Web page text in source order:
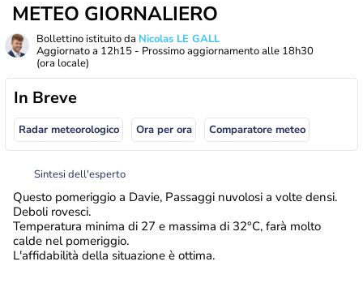
METEO GIORNALIERO
Bollettino istituito da Nicolas LE GALL
Aggiornato a 12h15 - Prossimo aggiornamento alle 18h30
(ora locale)
In Breve
Radar meteorologico Ora per ora Comparatore meteo
Sintesi dell'esperto
Questo pomeriggio a Davie, Passaggi nuvolosi a volte densi.
Deboli rovesci.
Temperatura minima di 27 e massima di 32°C, farà molto
calde nel pomeriggio.
L'affidabilità della situazione è ottima.